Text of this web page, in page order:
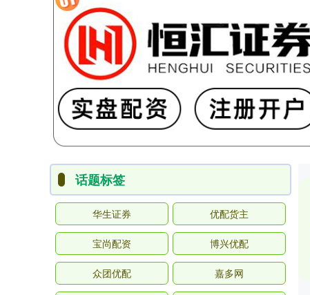
话题标签
华生证券 优配货主
宝尚配资 博兴优配
众团优配 嘉多网